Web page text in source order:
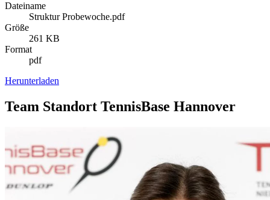
Dateiname
Struktur Probewoche.pdf
Größe
261 KB
Format
pdf
Herunterladen
Team Standort TennisBase Hannover